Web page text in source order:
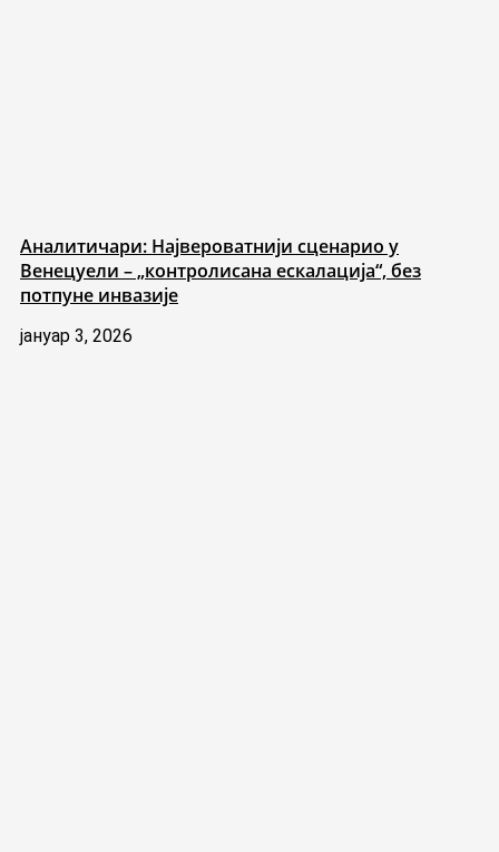
Аналитичари: Највероватнији сценарио у
Венецуели – „контролисана ескалација“, без
потпуне инвазије
јануар 3, 2026